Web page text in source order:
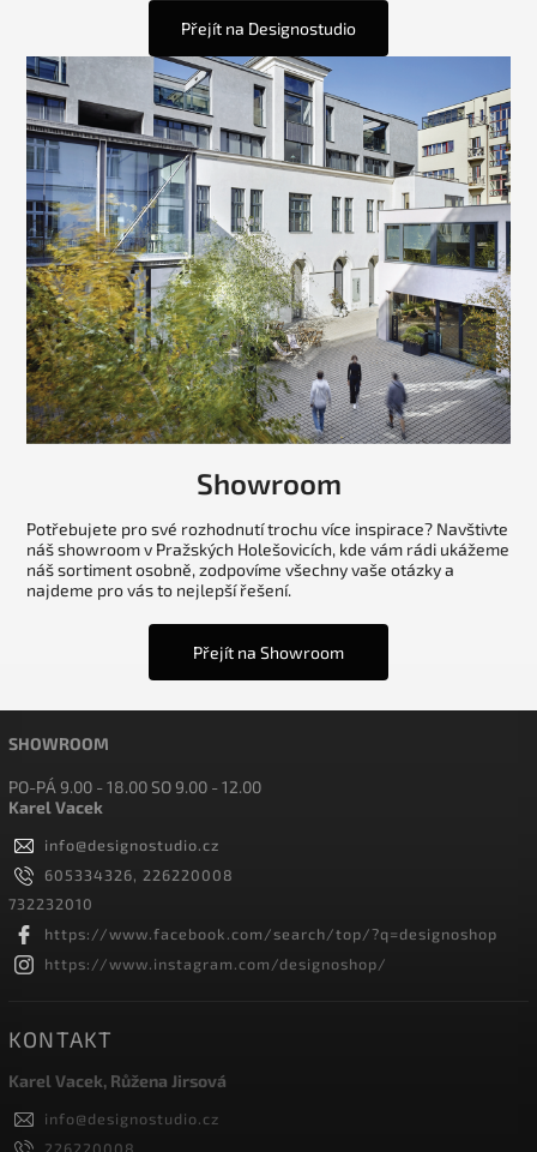
Přejít na Designostudio
Showroom
Potřebujete pro své rozhodnutí trochu více inspirace? Navštivte
náš showroom v Pražských Holešovicích, kde vám rádi ukážeme
náš sortiment osobně, zodpovíme všechny vaše otázky a
najdeme pro vás to nejlepší řešení.
Přejít na Showroom
SHOWROOM
PO-PÁ 9.00 - 18.00 SO 9.00 - 12.00
Karel Vacek
info@designostudio.cz
605334326, 226220008
732232010
https://www.facebook.com/search/top/?q=designoshop
https://www.instagram.com/designoshop/
KONTAKT
Karel Vacek, Růžena Jirsová
info@designostudio.cz
226220008